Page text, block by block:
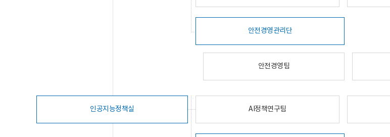
안전경영관리단
안전경영팀
인공지능정책실 AI정책연구팀